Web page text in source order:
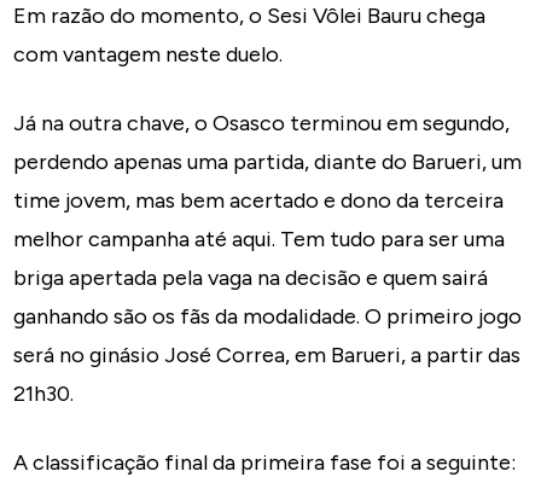
Em razão do momento, o Sesi Vôlei Bauru chega
com vantagem neste duelo.
Já na outra chave, o Osasco terminou em segundo,
perdendo apenas uma partida, diante do Barueri, um
time jovem, mas bem acertado e dono da terceira
melhor campanha até aqui. Tem tudo para ser uma
briga apertada pela vaga na decisão e quem sairá
ganhando são os fãs da modalidade. O primeiro jogo
será no ginásio José Correa, em Barueri, a partir das
21h30.
A classificação final da primeira fase foi a seguinte: